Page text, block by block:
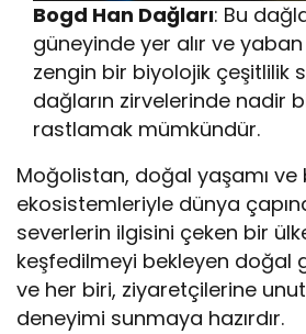
Bogd Han Dağları: Bu
güneyinde yer alır ve yaban
zengin bir biyolojik çeşitlilik
dağların zirvelerinde nadir
rastlamak mümkündür.
Moğolistan, doğal yaşamı ve
ekosistemleriyle dünya
severlerin ilgisini çeken bir
keşfedilmeyi bekleyen doğal
ve her biri, ziyaretçilerine
deneyimi sunmaya hazırdır.